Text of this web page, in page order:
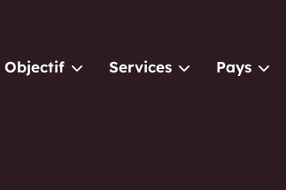
Objectif Services Pays